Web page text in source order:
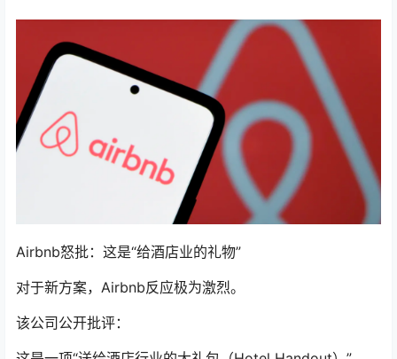
Airbnb怒批：这是“给酒店业的礼物”
对于新方案，Airbnb反应极为激烈。
该公司公开批评：